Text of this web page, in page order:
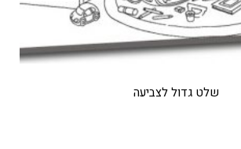
שלט גדול לצביעה